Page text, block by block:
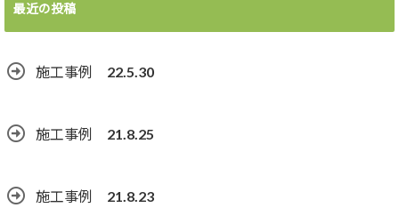
最近の投稿
施工事例 22.5.30
施工事例 21.8.25
施工事例 21.8.23